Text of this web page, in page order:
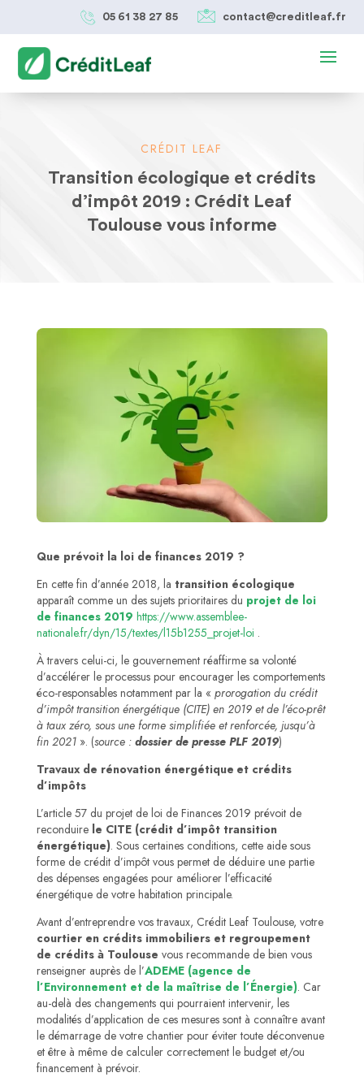
05 61 38 27 85 contact@creditleaf.fr
CRÉDIT LEAF
Transition écologique et crédits
d’impôt 2019 : Crédit Leaf
Toulouse vous informe
Que prévoit la loi de finances 2019 ?
En cette fin d’année 2018, la transition écologique
apparaît comme un des sujets prioritaires du projet de loi
de finances 2019 https://www.assemblee-
nationale.fr/dyn/15/textes/l15b1255_projet-loi .
À travers celui-ci, le gouvernement réaffirme sa volonté
d’accélérer le processus pour encourager les comportements
éco-responsables notamment par la « prorogation du crédit
d’impôt transition énergétique (CITE) en 2019 et de l’éco-prêt
à taux zéro, sous une forme simplifiée et renforcée, jusqu’à
fin 2021». (source : dossier de presse PLF 2019)
Travaux de rénovation énergétique et crédits
d’impôts
L’article 57 du projet de loi de Finances 2019 prévoit de
reconduire le CITE (crédit d’impôt transition
énergétique). Sous certaines conditions, cette aide sous
forme de crédit d’impôt vous permet de déduire une partie
des dépenses engagées pour améliorer l’efficacité
énergétique de votre habitation principale.
Avant d’entreprendre vos travaux, Crédit Leaf Toulouse, votre
courtier en crédits immobiliers et regroupement
de crédits à Toulouse vous recommande de bien vous
renseigner auprès de l’ADEME (agence de
l’Environnement et de la maîtrise de l’Énergie). Car
au-delà des changements qui pourraient intervenir, les
modalités d’application de ces mesures sont à connaître avant
le démarrage de votre chantier pour éviter toute déconvenue
et être à même de calculer correctement le budget et/ou
financement à prévoir.